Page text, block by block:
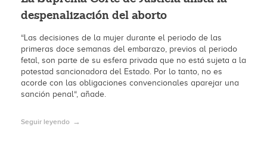
despenalización del aborto
“Las decisiones de la mujer durante el periodo de las
primeras doce semanas del embarazo, previos al periodo
fetal, son parte de su esfera privada que no está sujeta a la
potestad sancionadora del Estado. Por lo tanto, no es
acorde con las obligaciones convencionales aparejar una
sanción penal“, añade.
Seguir leyendo